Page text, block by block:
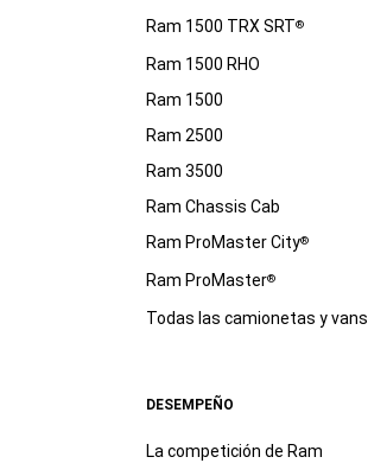
Ram 1500 TRX SRT®
Ram 1500 RHO
Ram 1500
Ram 2500
Ram 3500
Ram Chassis Cab
Ram ProMaster City®
Ram ProMaster®
Todas las camionetas y vans
DESEMPEÑO
La competición de Ram